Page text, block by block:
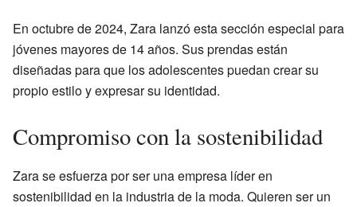
En octubre de 2024, Zara lanzó esta sección especial para
jóvenes mayores de 14 años. Sus prendas están
diseñadas para que los adolescentes puedan crear su
propio estilo y expresar su identidad.
Compromiso con la sostenibilidad
Zara se esfuerza por ser una empresa líder en
sostenibilidad en la industria de la moda. Quieren ser un